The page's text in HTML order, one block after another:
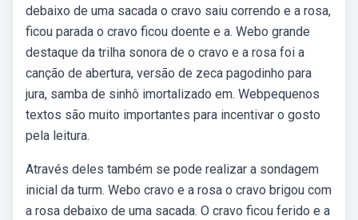
debaixo de uma sacada o cravo saiu correndo e a rosa,
ficou parada o cravo ficou doente e a. Webo grande
destaque da trilha sonora de o cravo e a rosa foi a
canção de abertura, versão de zeca pagodinho para
jura, samba de sinhô imortalizado em. Webpequenos
textos são muito importantes para incentivar o gosto
pela leitura.
Através deles também se pode realizar a sondagem
inicial da turm. Webo cravo e a rosa o cravo brigou com
a rosa debaixo de uma sacada. O cravo ficou ferido e a